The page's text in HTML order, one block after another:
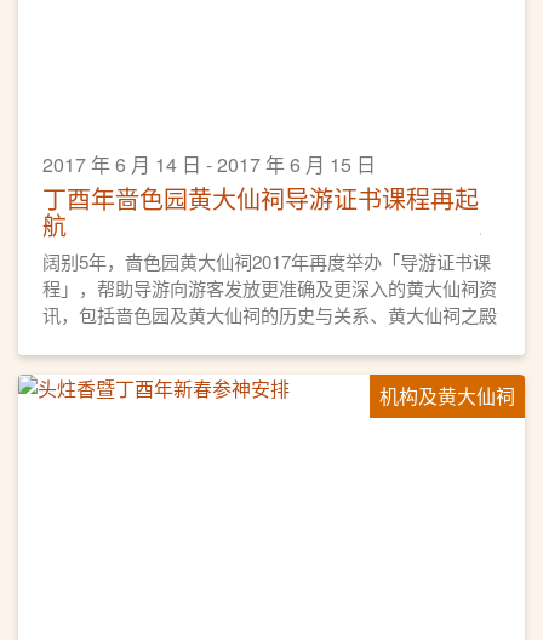
2017 年 6 月 14 日 - 2017 年 6 月 15 日
丁酉年啬色园黄大仙祠导游证书课程再起
航
阔别5年，啬色园黄大仙祠2017年再度举办「导游证书课
程」，帮助导游向游客发放更准确及更深入的黄大仙祠资
讯，包括啬色园及黄大仙祠的历史与关系、黄大仙祠之殿
等，内容精彩又丰富。黄大仙祠乃香港历史悠久的庙宇，
不论是新手或资深导游从业员，万勿错过这场难得的深度
机构及黄大仙祠